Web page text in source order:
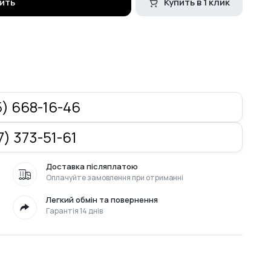
668-16-46
373-51-61
Доставка післяплатою
Оплачуйте замовлення при отриманні
Легкий обмін та повернення
Гарантія 14 днів